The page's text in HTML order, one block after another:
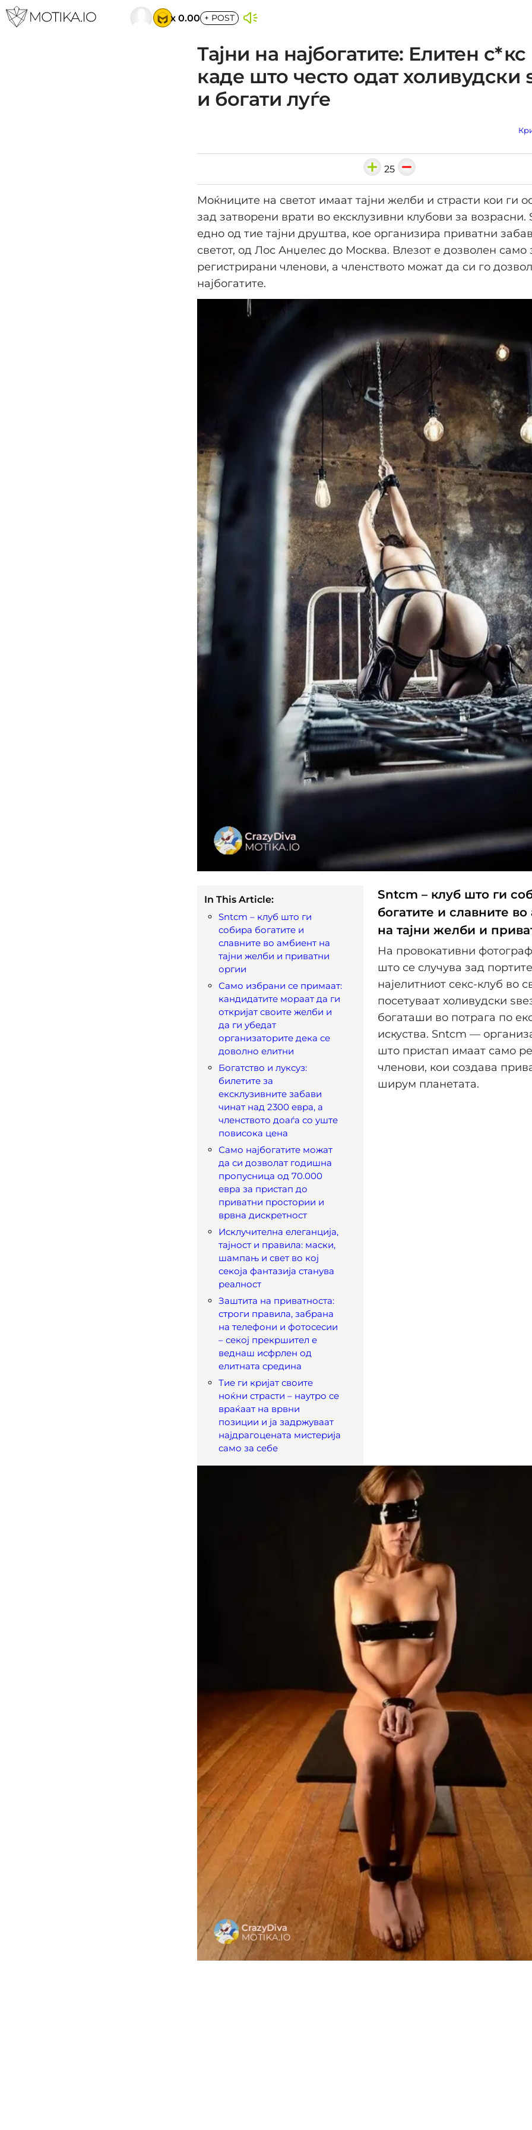
x 0.00 + POST
Тајни на најбогатите: Елитен
каде што често одат холивудски
и богати луѓе
25
Моќниците на светот имаат тајни желби и страсти кои ги
зад затворени врати во ексклузивни клубови за возрасни.
едно од тие тајни друштва, кое организира приватни
светот, од Лос Анџелес до Москва. Влезот е дозволен само
регистрирани членови, а членството можат да си го
најбогатите.
In This Article:
Sntcm – клуб што ги
собира богатите и
славните во амбиент на
тајни желби и приватни
оргии
Само избрани се примаат:
кандидатите мораат да ги
откријат своите желби и
да ги убедат
организаторите дека се
доволно елитни
Богатство и луксуз:
билетите за
ексклузивните забави
чинат над 2300 евра, а
членството доаѓа со уште
повисока цена
Само најбогатите можат
да си дозволат годишна
пропусница од 70.000
евра за пристап до
приватни простории и
врвна дискретност
Исклучителна елеганција,
тајност и правила: маски,
шампањ и свет во кој
секоја фантазија станува
реалност
Заштита на приватноста:
строги правила, забрана
на телефони и фотосесии
– секој прекршител е
веднаш исфрлен од
елитната средина
Тие ги кријат своите
ноќни страсти – наутро се
враќаат на врвни
позиции и ја задржуваат
најдрагоцената мистерија
само за себе
Sntcm – клуб што ги
богатите и славните
на тајни желби и
На провокативни
што се случува зад
најелитниот секс-клуб во
посетуваат холивудски
богаташи во потрага по
искуства. Sntcm —
што пристап имаат само
членови, кои создава
ширум планетата.